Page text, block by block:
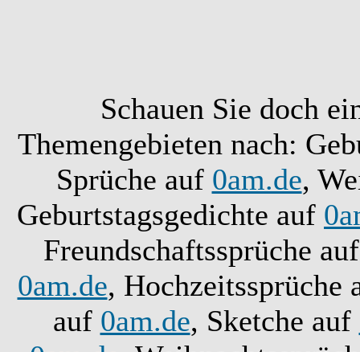
Schauen Sie doch
Themengebieten nach:
Sprüche auf 0am.de,
Geburtstagsgedichte auf
Freundschaftssprüche
0am.de, Hochzeitssprüche
auf 0am.de, Sketche auf